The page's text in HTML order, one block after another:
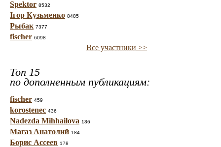
Spektor 8532
Ігор Кузьменко 8485
Рыбак 7377
fischer 6098
Все участники >>
Топ 15
по дополненным публикациям:
fischer 459
korostenec 436
Nadezda Mihhailova 186
Магаз Анатолий 184
Борис Ассеев 178